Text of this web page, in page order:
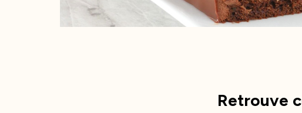
Retrouve